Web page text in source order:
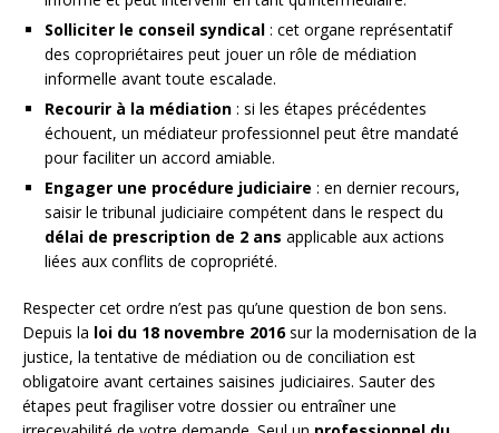
Solliciter le conseil syndical : cet organe représentatif
des copropriétaires peut jouer un rôle de médiation
informelle avant toute escalade.
Recourir à la médiation : si les étapes précédentes
échouent, un médiateur professionnel peut être mandaté
pour faciliter un accord amiable.
Engager une procédure judiciaire : en dernier recours,
saisir le tribunal judiciaire compétent dans le respect du
délai de prescription de 2 ans applicable aux actions
liées aux conflits de copropriété.
Respecter cet ordre n’est pas qu’une question de bon sens.
Depuis la loi du 18 novembre 2016sur la modernisation de la
justice, la tentative de médiation ou de conciliation est
obligatoire avant certaines saisines judiciaires. Sauter des
étapes peut fragiliser votre dossier ou entraîner une